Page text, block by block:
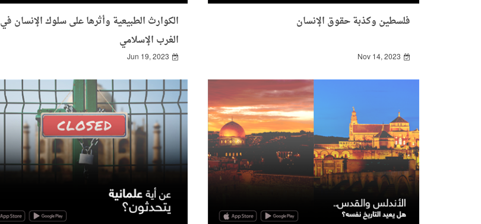
فلسطين وكذبة حقوق الإنسان
Nov 14, 2023
الكوارث الطبيعية وأثرها على سلوك الإنسان في
الغرب الإسلامي
Jun 19, 2023